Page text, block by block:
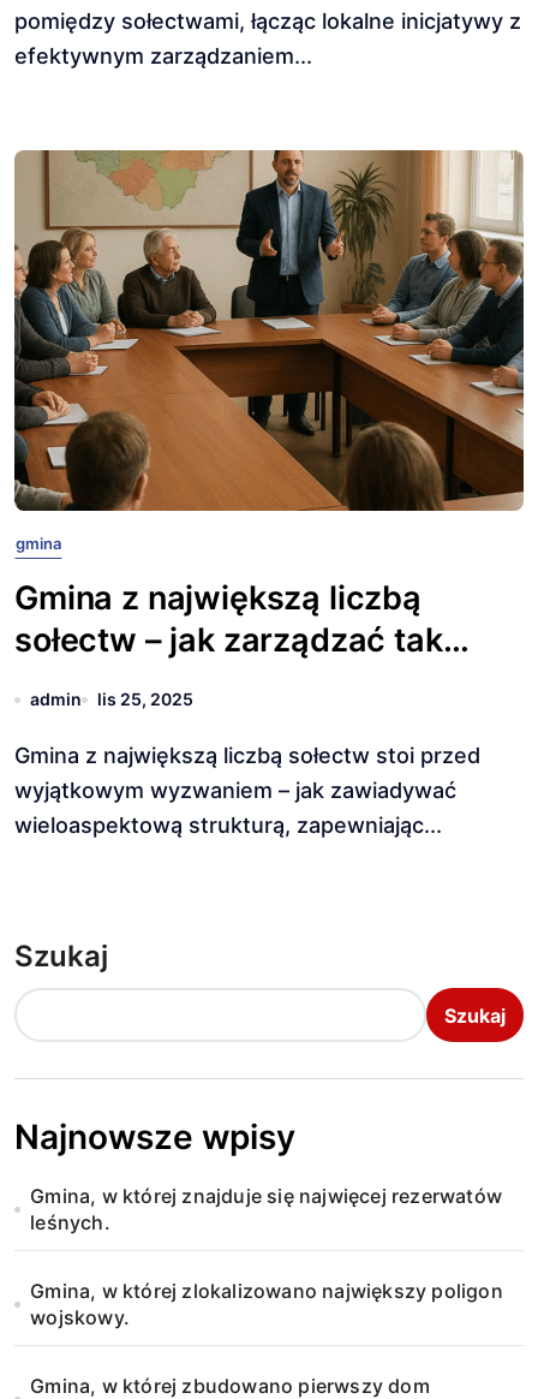
pomiędzy sołectwami, łącząc lokalne inicjatywy z
efektywnym zarządzaniem...
gmina
Gmina z największą liczbą
sołectw – jak zarządzać tak
dużą społecznością?
admin lis 25, 2025
Gmina z największą liczbą sołectw stoi przed
wyjątkowym wyzwaniem – jak zawiadywać
wieloaspektową strukturą, zapewniając...
Szukaj
Szukaj
Najnowsze wpisy
Gmina, w której znajduje się najwięcej rezerwatów
leśnych.
Gmina, w której zlokalizowano największy poligon
wojskowy.
Gmina, w której zbudowano pierwszy dom